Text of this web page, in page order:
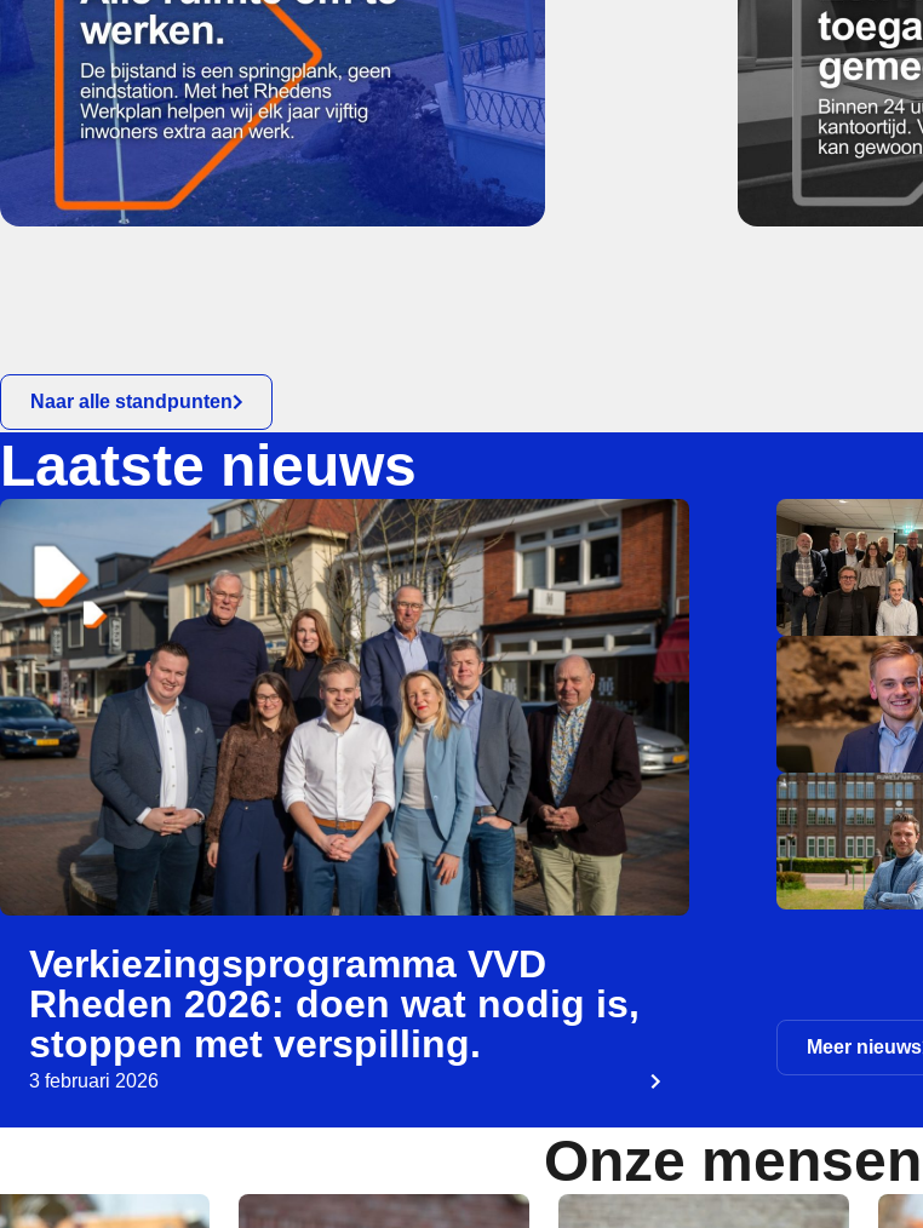
Naar alle standpunten
Laatste nieuws
Verkiezingsprogramma VVD
Rheden 2026: doen wat nodig is,
stoppen met verspilling.
3 februari 2026
Meer nieuws
Onze mensen